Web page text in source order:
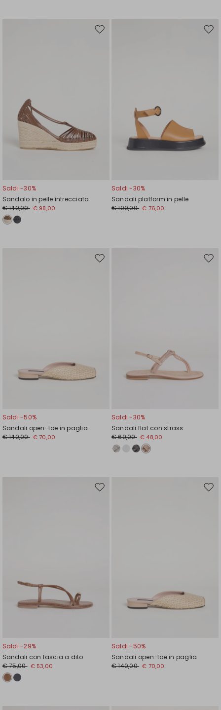
Sposta
Saldi -30%
Sandalo in pelle intrecciata
€ 140,00 € 98,00
Saldi -30%
Sandali platform in pelle
€ 109,00 € 76,00
Sposta
Saldi -50%
Sandali open-toe in paglia
€ 140,00 € 70,00
Saldi -30%
Sandali flat con strass
€ 69,00 € 48,00
Sposta
Saldi -29%
Sandali con fascia a dito
€ 75,00 € 53,00
Saldi -50%
Sandali open-toe in paglia
€ 140,00 € 70,00